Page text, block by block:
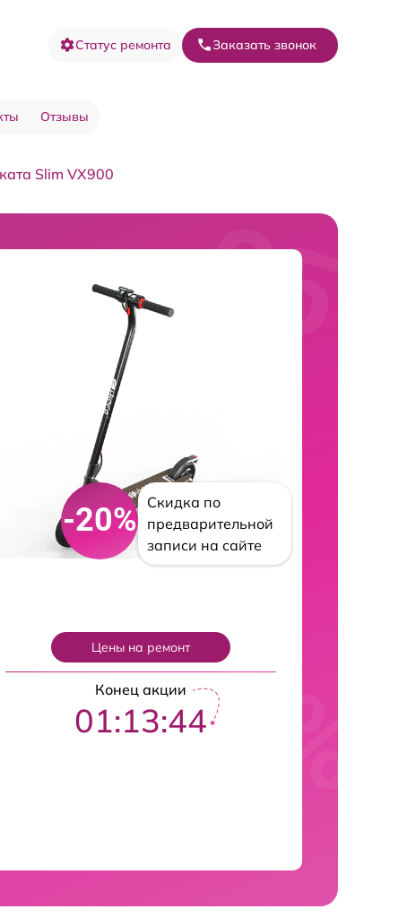
Статус ремонта Заказать звонок
Отзывы
Slim VX900
-20%
Скидка по
предварительной
записи на сайте
Цены на ремонт
Конец акции
01:13:43